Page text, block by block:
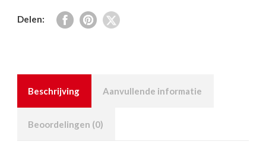
Delen:
Beschrijving Aanvullende informatie
Beoordelingen (0)